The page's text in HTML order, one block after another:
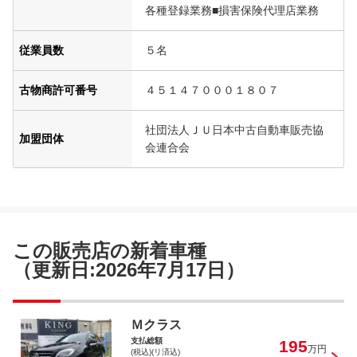
各種登録業務■損害保険代理店業務
従業員数 ５名
古物商許可番号 ４５１４７０００１８０７
加盟団体
社団法人ＪＵ日本中古自動車販売協
会連合会
この販売店の新着車種
（更新日:2026年7月17日）
Ｍクラス
支払総額
(税込)(リ済込)
195万円